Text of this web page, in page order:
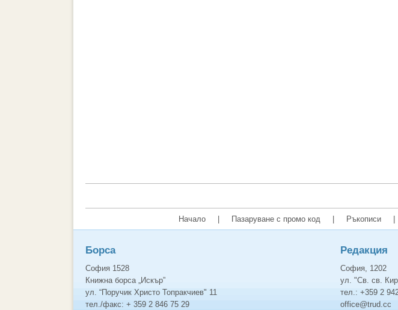
Начало Пазаруване с промо код Ръкописи
Борса
София 1528
Книжна борса „Искър”
ул. “Поручик Христо Топракчиев" 11
тел./факс: + 359 2 846 75 29
Редакция
София, 1202
ул. "Св. св.
тел.: +359 2
office@trud.cc